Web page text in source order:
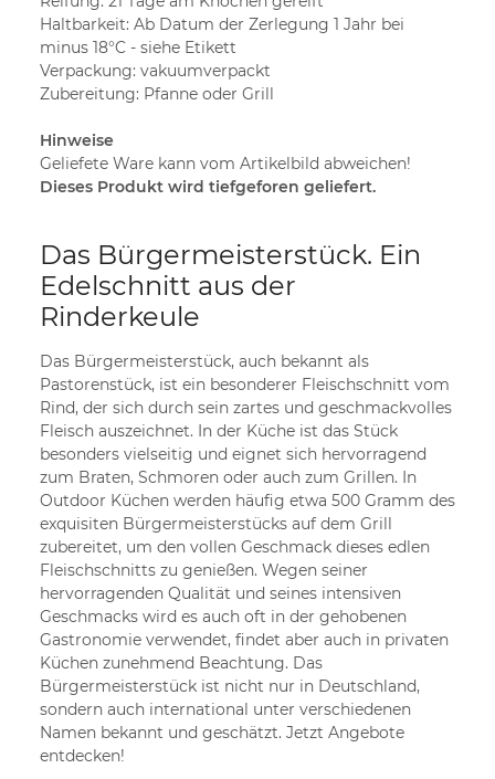
Haltbarkeit: Ab Datum der Zerlegung 1 Jahr bei
minus 18°C - siehe Etikett
Verpackung: vakuumverpackt
Zubereitung: Pfanne oder Grill
Hinweise
Geliefete Ware kann vom Artikelbild abweichen!
Dieses Produkt wird tiefgeforen geliefert.
Das Bürgermeisterstück. Ein
Edelschnitt aus der
Rinderkeule
Das Bürgermeisterstück, auch bekannt als
Pastorenstück, ist ein besonderer Fleischschnitt vom
Rind, der sich durch sein zartes und geschmackvolles
Fleisch auszeichnet. In der Küche ist das Stück
besonders vielseitig und eignet sich hervorragend
zum Braten, Schmoren oder auch zum Grillen. In
Outdoor Küchen werden häufig etwa 500 Gramm des
exquisiten Bürgermeisterstücks auf dem Grill
zubereitet, um den vollen Geschmack dieses edlen
Fleischschnitts zu genießen. Wegen seiner
hervorragenden Qualität und seines intensiven
Geschmacks wird es auch oft in der gehobenen
Gastronomie verwendet, findet aber auch in privaten
Küchen zunehmend Beachtung. Das
Bürgermeisterstück ist nicht nur in Deutschland,
sondern auch international unter verschiedenen
Namen bekannt und geschätzt. Jetzt Angebote
entdecken!